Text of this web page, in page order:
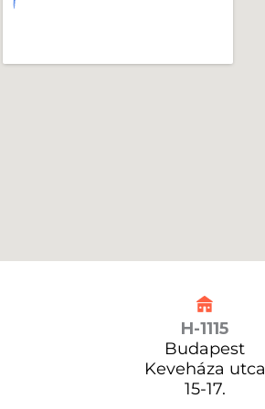
H-1115
Budapest
Keveháza utca
15-17.